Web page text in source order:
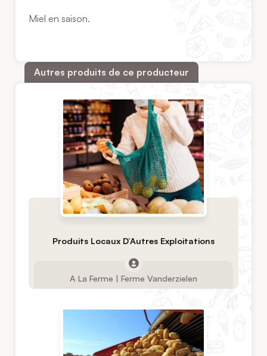
Miel en saison.
Autres produits de ce producteur
Produits Locaux D’Autres Exploitations
A La Ferme | Ferme Vanderzielen